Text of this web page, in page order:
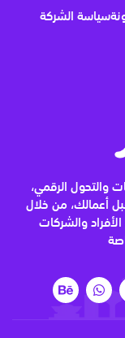
سياسة الشركة
والتحول الرقمي،
أعمالك، من خلال
والشركات